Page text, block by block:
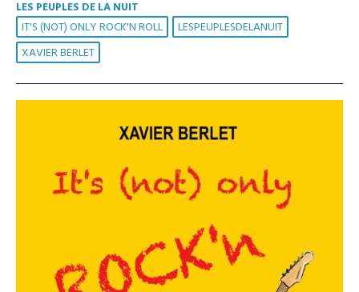
LES PEUPLES DE LA NUIT
IT'S (NOT) ONLY ROCK'N ROLL
LESPEUPLESDELANUIT
XAVIER BERLET